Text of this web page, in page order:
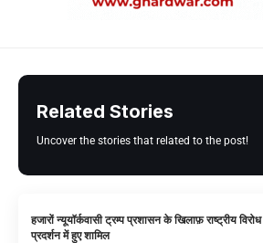
Related Stories
Uncover the stories that related to the post!
हजारों न्यूयॉर्कवासी ट्रम्प प्रशासन के खिलाफ़ राष्ट्रीय विरोध
प्रदर्शन में हुए शामिल